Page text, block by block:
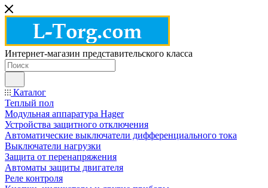
Интернет-магазин представительского класса
Каталог
Теплый пол
Модульная аппаратура Hager
Устройства защитного отключения
Автоматические выключатели дифференциального тока
Выключатели нагрузки
Защита от перенапряжения
Автоматы защиты двигателя
Реле контроля